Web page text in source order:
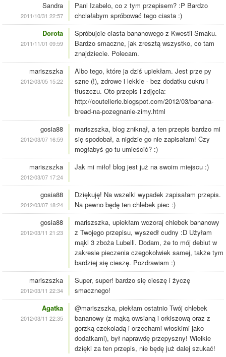
Sandra
2011/10/31 22:57
Pani Izabelo, co z tym przepisem? :P Bardzo
chciałabym spróbować tego ciasta :)
Dorota
2011/11/01 09:59
Spróbujcie ciasta bananowego z Kwestii Smaku.
Bardzo smaczne, jak zresztą wszystko, co tam
znajdziecie. Polecam.
mariszszka
2012/03/05 15:22
Albo tego, które ja dziś upiekłam. Jest prze py
szne (!), zdrowe i lekkie - bez dodatku cukru i
tłuszczu. Oto przepis i zdjęcia:
http://coutellerie.blogspot.com/2012/03/banana-
bread-na-pozegnanie-zimy.html
gosia88
2012/03/07 16:59
mariszszka, blog zniknął, a ten przepis bardzo mi
się spodobał, a nigdzie go nie zapisałam! Czy
mogłabyś go tu umieścić? :)
mariszszka
2012/03/07 17:24
Jak mi miło! blog jest już na swoim miejscu :)
gosia88
2012/03/07 18:24
Dziękuję! Na wszelki wypadek zapisałam przepis.
Na pewno będę ten chlebek piec :)
gosia88
2012/03/11 21:23
mariszszka, upiekłam wczoraj chlebek bananowy
z Twojego przepisu, wyszedł cudny :D Użyłam
mąki 3 zboża Lubelli. Dodam, że to mój debiut w
zakresie pieczenia czegokolwiek samej, także tym
bardziej się cieszę. Pozdrawiam :)
mariszszka
2012/03/11 22:34
Super, super! bardzo się cieszę i życzę
smacznego!
Agatka
2012/03/11 22:35
@mariszszka, piekłam ostatnio Twój chlebek
bananowy (z mąką owsianą i orkiszową oraz z
gorzką czekoladą i orzechami włoskimi jako
dodatkami), był naprawdę przepyszny! Wielkie
dzięki za ten przepis, nie będę już dalej szukać!